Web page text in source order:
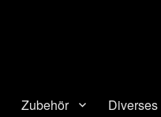
Zubehör Diverses